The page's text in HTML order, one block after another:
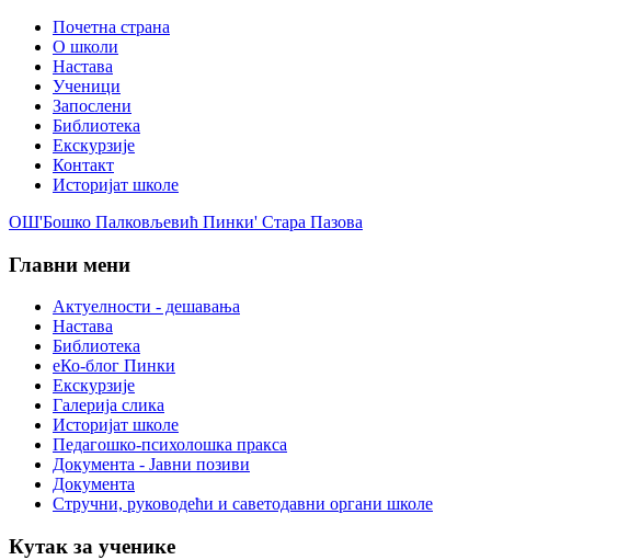
Почетна страна
О школи
Настава
Ученици
Запослени
Библиотека
Екскурзије
Контакт
Историјат школе
ОШ'Бошко Палковљевић Пинки' Стара Пазова
Главни мени
Актуелности - дешавања
Настава
Библиотека
еКо-блог Пинки
Екскурзије
Галерија слика
Историјат школе
Педагошко-психолошка пракса
Документа - Јавни позиви
Документа
Стручни, руководећи и саветодавни органи школе
Кутак за ученике